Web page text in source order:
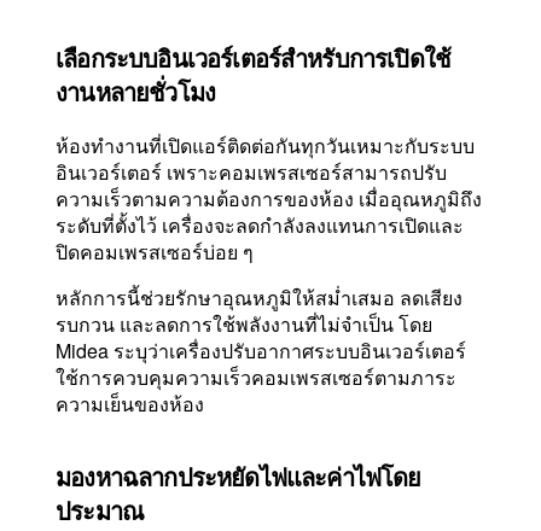
เลือกระบบอินเวอร์เตอร์สำหรับการเปิดใช้
งานหลายชั่วโมง
ห้องทำงานที่เปิดแอร์ติดต่อกันทุกวันเหมาะกับระบบ
อินเวอร์เตอร์ เพราะคอมเพรสเซอร์สามารถปรับ
ความเร็วตามความต้องการของห้อง เมื่ออุณหภูมิถึง
ระดับที่ตั้งไว้ เครื่องจะลดกำลังลงแทนการเปิดและ
ปิดคอมเพรสเซอร์บ่อย ๆ
หลักการนี้ช่วยรักษาอุณหภูมิให้สม่ำเสมอ ลดเสียง
รบกวน และลดการใช้พลังงานที่ไม่จำเป็น โดย
Midea ระบุว่าเครื่องปรับอากาศระบบอินเวอร์เตอร์
ใช้การควบคุมความเร็วคอมเพรสเซอร์ตามภาระ
ความเย็นของห้อง
มองหาฉลากประหยัดไฟและค่าไฟโดย
ประมาณ